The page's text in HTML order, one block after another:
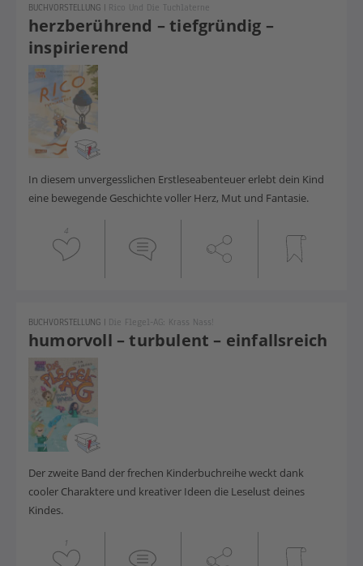
herzberührend – tiefgründig –
inspirierend
BUCHVORSTELLUNG | Rico Und Die Tuchlaterne
In diesem unvergesslichen Erstleseabenteuer erlebt dein Kind
eine bewegende Geschichte voller Herz, Mut und Fantasie.
4
humorvoll – turbulent – einfallsreich
BUCHVORSTELLUNG | Die Flegel-AG: Krass Nass!
Der zweite Band der frechen Kinderbuchreihe weckt dank
cooler Charaktere und kreativer Ideen die Leselust deines
Kindes.
1